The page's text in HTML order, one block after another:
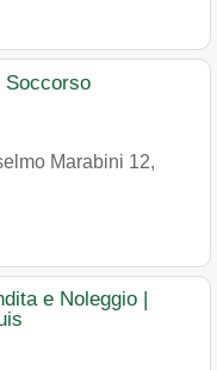
Soccorso
Marabini 12,
e Noleggio |